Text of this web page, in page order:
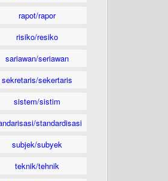
rapot/rapor
risiko/resiko
sariawan/seriawan
sekretaris/sekertaris
sistem/sistim
standardisasi
subjek/subyek
teknik/tehnik